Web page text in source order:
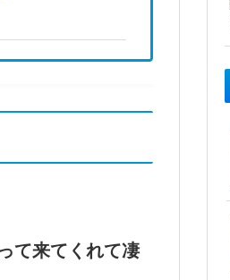
て来てくれて凄